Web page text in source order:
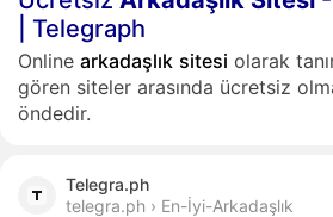
| Telegraph
Online arkadaşlık sitesi olarak
gören siteler arasında ücretsiz
öndedir.
Telegra.ph
telegra.ph › En-İyi-Arkadaşlık